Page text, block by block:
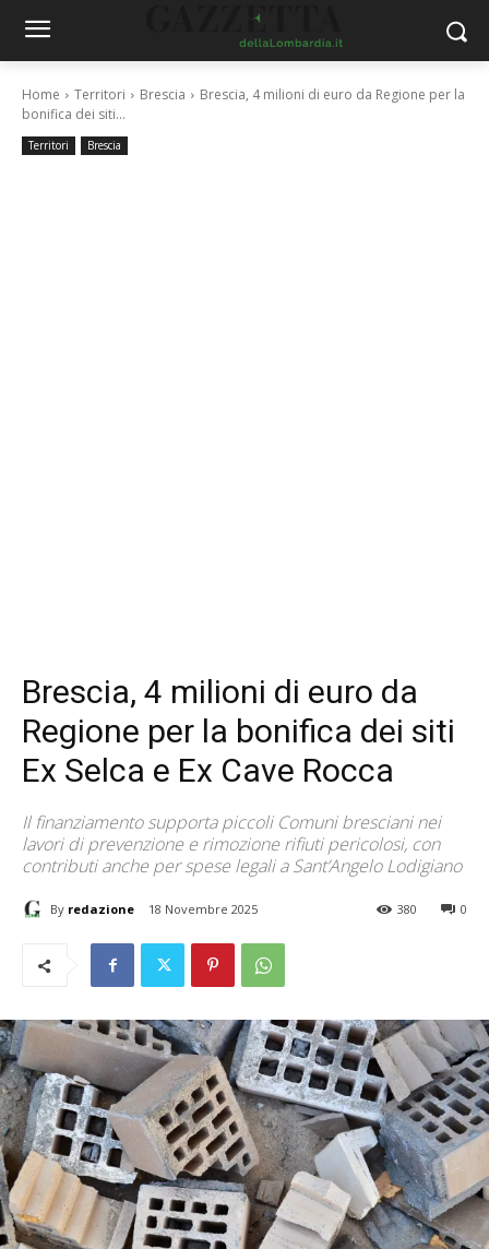
Home Territori Brescia
Brescia, 4 milioni di euro da Regione per la
bonifica dei siti...
Territori Brescia
Brescia, 4 milioni di euro da
Regione per la bonifica dei siti
Ex Selca e Ex Cave Rocca
Il finanziamento supporta piccoli Comuni bresciani nei
lavori di prevenzione e rimozione rifiuti pericolosi, con
contributi anche per spese legali a Sant’Angelo Lodigiano
By redazione 18 Novembre 2025 0
380